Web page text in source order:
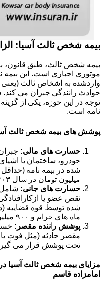
بیمه شخص ثالث آسیا:
بیمه شخص ثالث، طبق قانون،
موتوری اجباری است. این
واردشده به اشخاص ثالث (یعنی
حوادث رانندگی جبران می کند.
توجه در این حوزه، یکی از
نامه است.
پوشش های بیمه شخص ثالث
خسارت های مالی:
خودرو، ساختمان یا
میلیون تومان در سال ۱۴۰۳).
خسارت های جانی:
نقص عضو یا
ماه های حرام و ۹۰۰ میلیون تومان در ماه های عادی).
پوشش راننده مقصر:
مقصر حادثه (مثل فوت
تحت پوشش قرار می
مزایای بیمه شخص ثالث آسیا
امامزاده قاسم